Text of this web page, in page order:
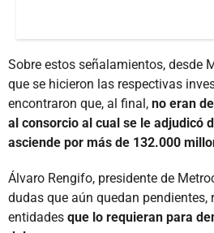
Sobre estos señalamientos, desde
que se hicieron las respectivas
encontraron que, al final, no eran
al consorcio al cual se le adjudicó
asciende por más de 132.000
Álvaro Rengifo, presidente de
dudas que aún quedan pendientes,
entidades que lo requieran para